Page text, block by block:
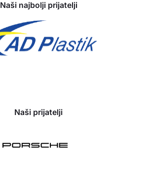
Naši najbolji prijatelji
Naši prijatelji